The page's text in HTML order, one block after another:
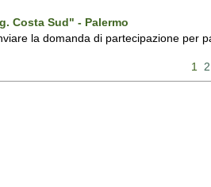
Costa Sud" - Palermo
la domanda di partecipazione per
1 2